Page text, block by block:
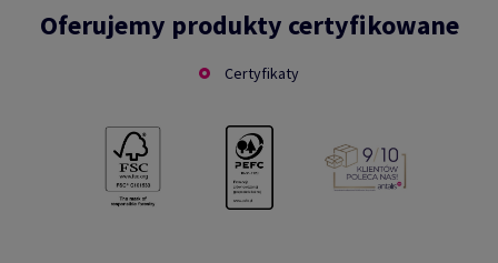
Oferujemy produkty certyfikowane
Certyfikaty